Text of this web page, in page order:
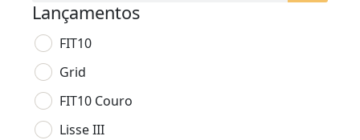
Lançamentos
FIT10
Grid
FIT10 Couro
Lisse III